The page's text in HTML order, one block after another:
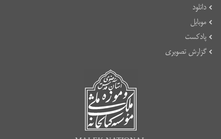
دانلود
موبایل
پادکست
گزارش تصویری